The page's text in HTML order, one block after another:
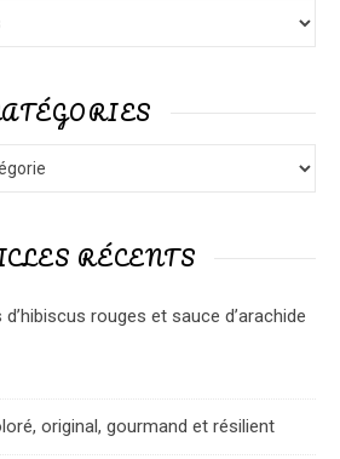
RÉCENTS
rouges et sauce d’arachide
original, gourmand et résilient